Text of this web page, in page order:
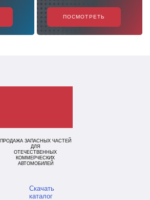
ПОСМОТРЕТЬ
ПРОДАЖА ЗАПАСНЫХ ЧАСТЕЙ
ДЛЯ
ОТЕЧЕСТВЕННЫХ
КОММЕРЧЕСКИХ
АВТОМОБИЛЕЙ
Скачать
каталог